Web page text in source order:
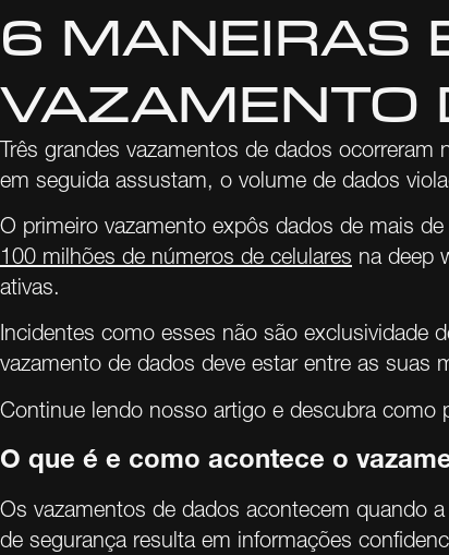
6 MANEIRAS
VAZAMENTO
Três grandes vazamentos de dados
em seguida assustam, o volume de dados
O primeiro vazamento expôs dados de mais
100 milhões de números de celulares na deep
ativas.
Incidentes como esses não são
vazamento de dados deve estar entre as suas
Continue lendo nosso artigo e descubra como
O que é e como acontece o
Os vazamentos de dados acontecem quando
de segurança resulta em informações